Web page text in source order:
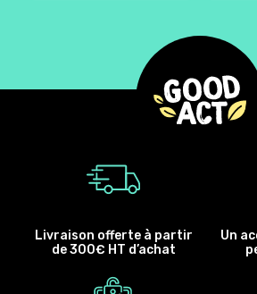
Livraison offerte à partir
de 300€ HT d’achat
Un